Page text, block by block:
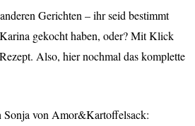
Gerichten – ihr seid bestimmt
gekocht haben, oder? Mit Klick
Also, hier nochmal das komplette
Sonja von Amor&Kartoffelsack: